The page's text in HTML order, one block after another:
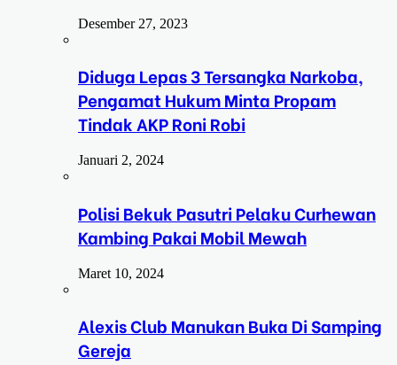
Desember 27, 2023
Diduga Lepas 3 Tersangka Narkoba,
Pengamat Hukum Minta Propam
Tindak AKP Roni Robi
Januari 2, 2024
Polisi Bekuk Pasutri Pelaku Curhewan
Kambing Pakai Mobil Mewah
Maret 10, 2024
Alexis Club Manukan Buka Di Samping
Gereja